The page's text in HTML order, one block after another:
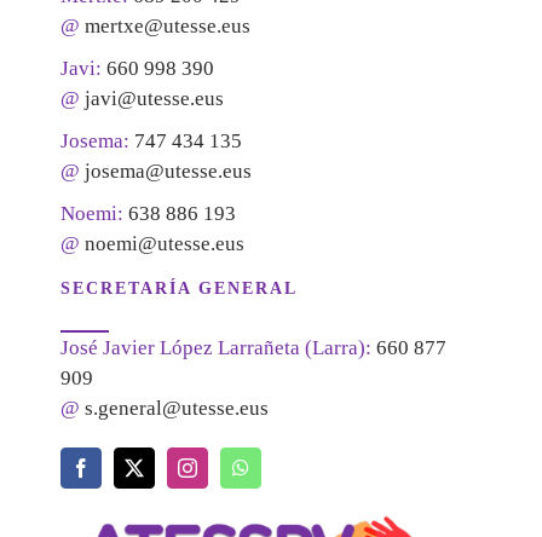
@ mertxe@utesse.eus
Javi: 660 998 390
@ javi@utesse.eus
Josema: 747 434 135
@ josema@utesse.eus
Noemi: 638 886 193
@ noemi@utesse.eus
SECRETARÍA GENERAL
José Javier López Larrañeta (Larra): 660 877
909
@ s.general@utesse.eus